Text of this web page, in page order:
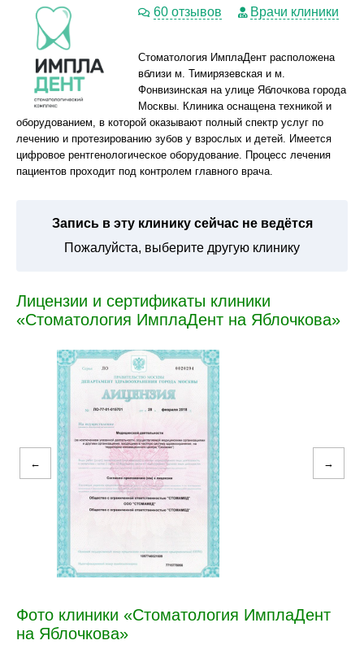
60 отзывов Врачи клиники
Стоматология ИмплаДент расположена
вблизи м. Тимирязевская и м.
Фонвизинская на улице Яблочкова города
Москвы. Клиника оснащена техникой и
оборудованием, в которой оказывают полный спектр услуг по
лечению и протезированию зубов у взрослых и детей. Имеется
цифровое рентгенологическое оборудование. Процесс лечения
пациентов проходит под контролем главного врача.
Запись в эту клинику сейчас не ведётся
Пожалуйста, выберите другую клинику
Лицензии и сертификаты клиники
«Стоматология ИмплаДент на Яблочкова»
← →
Фото клиники «Стоматология ИмплаДент
на Яблочкова»